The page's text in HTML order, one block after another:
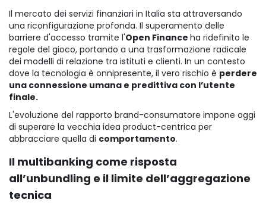
Il mercato dei servizi finanziari in Italia sta attraversando
una riconfigurazione profonda. Il superamento delle
barriere d'accesso tramite l'Open Finance ha ridefinito le
regole del gioco, portando a una trasformazione radicale
dei modelli di relazione tra istituti e clienti. In un contesto
dove la tecnologia è onnipresente, il vero rischio è perdere
una connessione umana e predittiva con l’utente
finale.
L'evoluzione del rapporto brand-consumatore impone oggi
di superare la vecchia idea product-centrica per
abbracciare quella di comportamento.
Il multibanking come risposta
all’unbundling e il limite dell’aggregazione
tecnica